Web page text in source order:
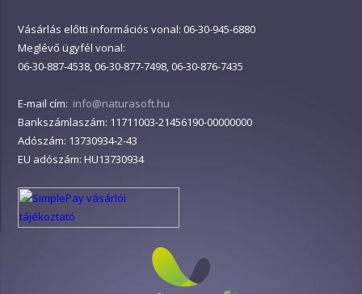
Vásárlás előtti információs vonal: 06-30-945-6880
Meglévő ügyfél vonal:
06-30-887-4538, 06-30-877-7498, 06-30-876-7435
E-mail cím: info@naturasoft.hu
Bankszámlaszám: 11711003-21456190-00000000
Adószám: 13730934-2-43
EU adószám: HU13730934